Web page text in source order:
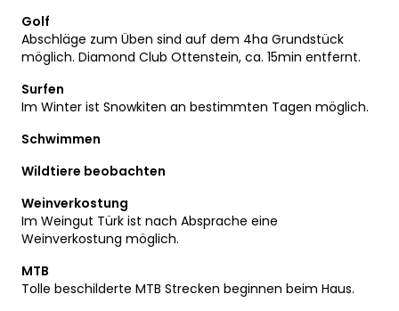
Golf
Abschläge zum Üben sind auf dem 4ha Grundstück
möglich. Diamond Club Ottenstein, ca. 15min entfernt.
Surfen
Im Winter ist Snowkiten an bestimmten Tagen möglich.
Schwimmen
Wildtiere beobachten
Weinverkostung
Im Weingut Türk ist nach Absprache eine
Weinverkostung möglich.
MTB
Tolle beschilderte MTB Strecken beginnen beim Haus.